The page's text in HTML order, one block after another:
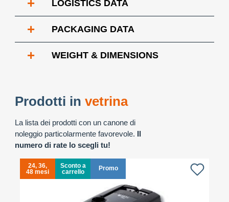
+ LOGISTICS DATA
+ PACKAGING DATA
+ WEIGHT & DIMENSIONS
Prodotti in vetrina
La lista dei prodotti con un canone di
noleggio particolarmente favorevole. Il
numero di rate lo scegli tu!
24, 36,
48 mesi
Sconto a
carrello
Promo